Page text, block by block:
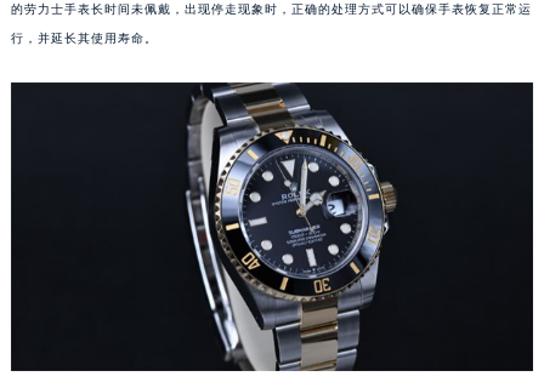
的劳力士手表长时间未佩戴，出现停走现象时，正确的处理方式可以确保手表恢复正常运
行，并延长其使用寿命。